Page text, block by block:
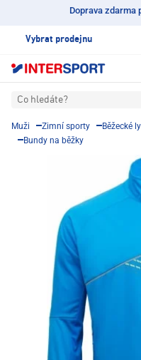
Doprava zdarma
Vybrat prodejnu
Co hledáte?
Muži Zimní sporty Běžecké
Bundy na běžky